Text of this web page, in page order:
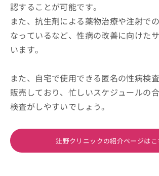
認することが可能です。
また、抗生剤による薬物治療や注射で
なっているなど、性病の改善に向けた
います。
また、自宅で使用できる匿名の性病検
販売しており、忙しいスケジュールの
検査がしやすいでしょう。
辻野クリニックの紹介ページはこ